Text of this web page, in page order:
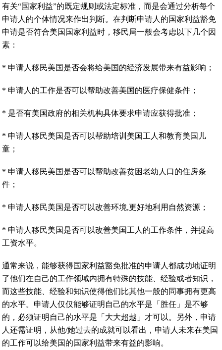
有关“国家利益”的既定规则或法定标准，而是会通过分析每个
申请人的个体情况来作出判断。在判断申请人的国家利益豁免
申请是否符合美国国家利益时，移民局一般会考虑以下几个因
素：
* 申请人移民美国是否会将给美国的经济发展带来有益影响；
* 申请人的工作是否可以帮助改善美国的医疗保健条件；
* 是否有美国政府的相关机构具体要求申请应获得批准；
* 申请人移民美国是否可以帮助培训美国工人和教育美国儿
童；
* 申请人移民美国是否可以帮助改善贫困老幼人口的住房条
件；
* 申请人移民美国是否可以改善环境,更好地利用自然资源；
* 申请人移民美国是否可以改善美国工人的工作条件，并提高
工资水平。
通常来说，能够获得国家利益豁免批准的申请人都成功地证明
了他们在自己的工作领域内拥有特殊的技能、经验或者知识，
而这些技能、经验和知识使得他们比其他一般的同事拥有更高
的水平。申请人仅仅能够证明自己的水平是「胜任」是不够
的，必须证明自己的水平是「大大超越」才可以。另外，申请
人还需证明，从他/她过去的成就可以看出，申请人未来在美国
的工作可以给美国的国家利益带来有益的影响。